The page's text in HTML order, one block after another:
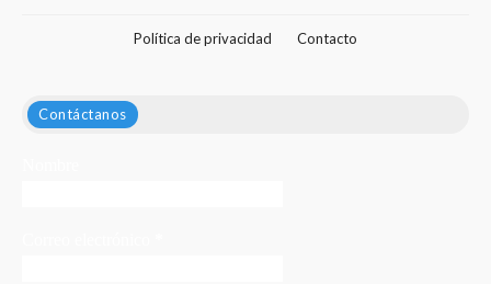
Política de privacidad Contacto
Contáctanos